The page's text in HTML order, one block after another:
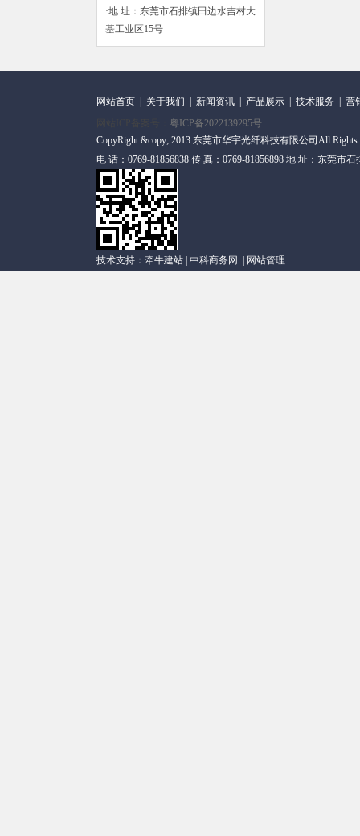
·地 址：东莞市石排镇田边水吉村大
基工业区15号
网站首页 关于我们 新闻资讯 产品展示 技术服务
营
粤ICP备2022139295号
CopyRight &copy; 2013 东莞市华宇光纤科技有限公司All
电 话：0769-81856838 传 真：0769-81856898 地 址：东莞市
技术支持： 牵牛建站 中科商务网 网站管理